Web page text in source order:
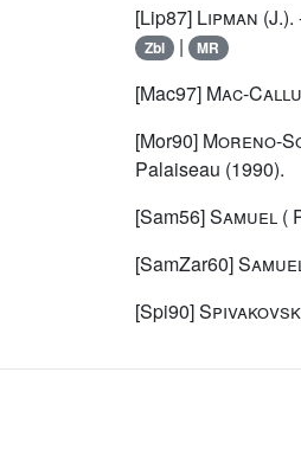
[Lip87] Lipman (J.).
Zbl | MR
[Mac97] Mac-
[Mor90] Moreno-
Palaiseau (1990).
[Sam56]Samuel (
[SamZar60]
[Spi90]